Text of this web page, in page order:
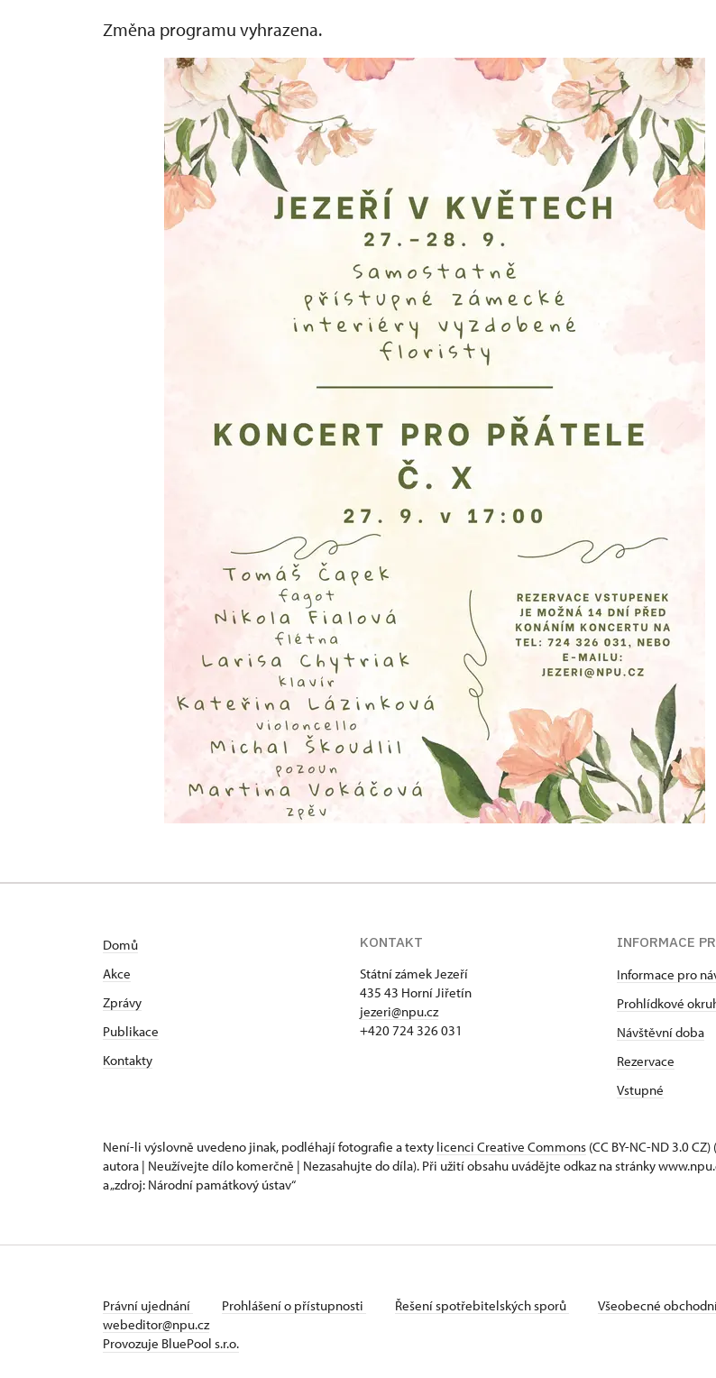
Změna programu vyhrazena.
Domů
Akce
Zprávy
Publikace
Kontakty
KONTAKT
Státní zámek Jezeří
435 43 Horní Jiřetín
jezeri@npu.cz
+420 724 326 031
INFORMACE
Informace pro
Prohlídkové
Návštěvní doba
Rezervace
Vstupné
Není-li výslovně uvedeno jinak, podléhají fotografie a texty licenci Creative Commons (CC BY-NC-ND 3.0
autora | Neužívejte dílo komerčně | Nezasahujte do díla). Při užití obsahu uvádějte odkaz na stránky
a „zdroj: Národní památkový ústav“
Právní ujednání Prohlášení o přístupnosti Řešení spotřebitelských sporů Všeobecné
webeditor@npu.cz
Provozuje BluePool s.r.o.